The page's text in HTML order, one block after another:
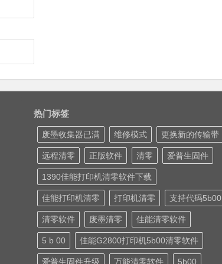
热门标签
废墨收集器已满 维修模式 更换新的传输带
远程清零 正版软件 清零 爱普生固件
1390佳能打印机清零软件下载
佳能打印机清零 打印机清零 支持代码5b00
清零软件 废墨清零 佳能清零软件
5 b 00 佳能G2800打印机5b00清零软件
爱普生固件升级 万能清零软件 5b00